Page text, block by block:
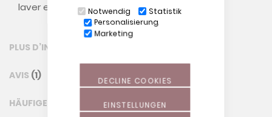
Notwendig
Statistik
Personalisierung
Marketing
EINSTELLUNGEN
DECLINE COOKIES
laver et au sèche-linge.
PLUS D’INFORMATION
AVIS 1
HÄUFIGE FRAGEN (FAQ)